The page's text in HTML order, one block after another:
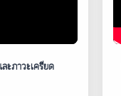
ภาวะเครียด